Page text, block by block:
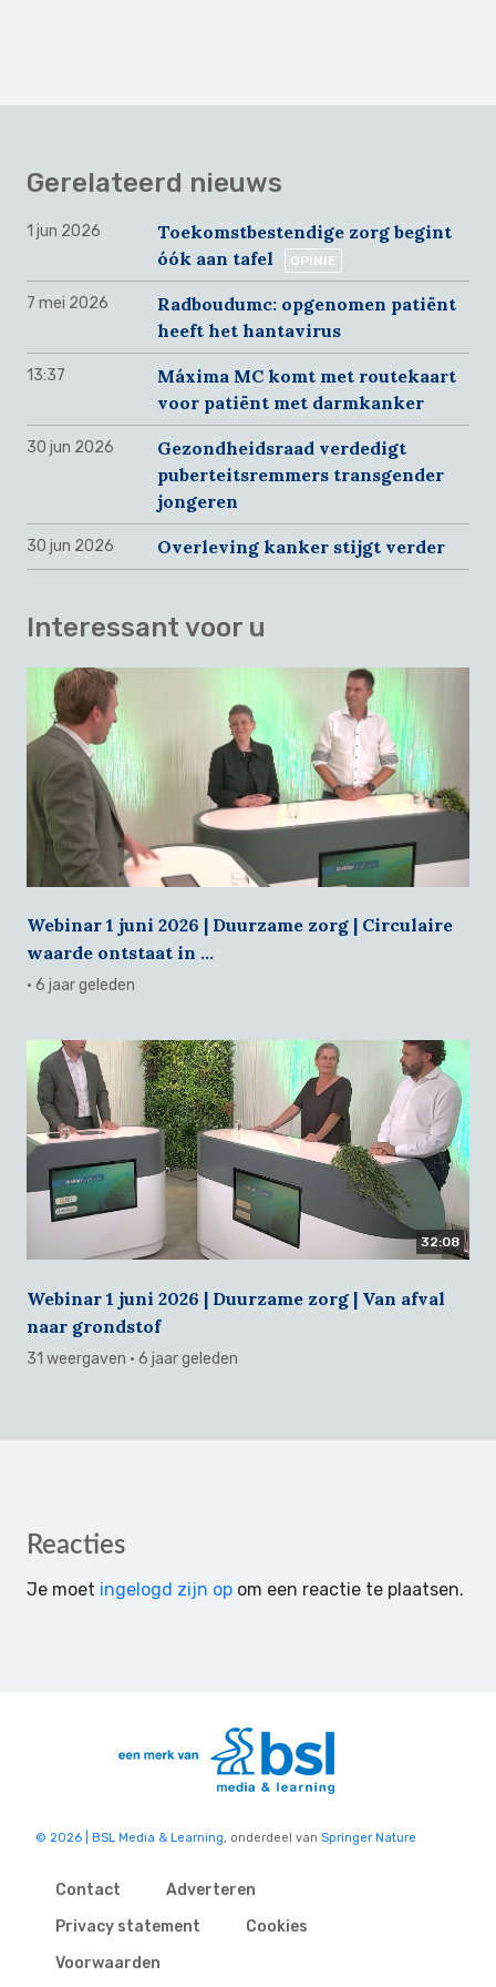
Gerelateerd nieuws
1 jun 2026
Toekomstbestendige zorg begint
óók aan tafel
OPINIE
7 mei 2026
Radboudumc: opgenomen patiënt
heeft het hantavirus
13:37
Máxima MC komt met routekaart
voor patiënt met darmkanker
30 jun 2026
Gezondheidsraad verdedigt
puberteitsremmers transgender
jongeren
30 jun 2026 Overleving kanker stijgt verder
Interessant voor u
Webinar 1 juni 2026 | Duurzame zorg | Circulaire
waarde ontstaat in ...
· 6 jaar geleden
32:08
Webinar 1 juni 2026 | Duurzame zorg | Van afval
naar grondstof
31 weergaven · 6 jaar geleden
Reader
Reacties
Je moet ingelogd zijn op om een reactie te plaatsen.
© 2026 | BSL Media & Learning, onderdeel van Springer Nature
Contact
Adverteren
Privacy statement
Cookies
Voorwaarden